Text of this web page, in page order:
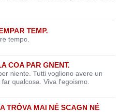
TEMP.
tempo.
COA PAR GNENT.
niente. Tutti vogliono avere un
qualcosa. Viva l'egoismo.
TRÒVA MAI NÉ SCAGN NÉ